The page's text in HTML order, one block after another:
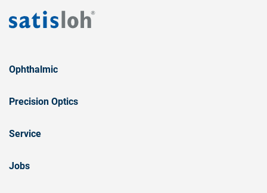
Ophthalmic
Precision Optics
Service
Jobs